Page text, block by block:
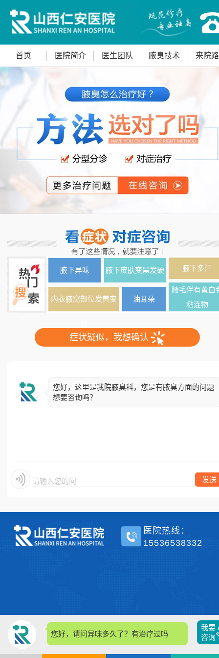
首页 医院简介 医生团队 腋臭技术 来院
腋下异味 腋下皮肤变黑发硬 腋下多汗
内衣腋窝部位发黄变 油耳朵
腋毛伴有黄白
粘连物
症状疑似，我想确认
您好，这里是我院腋臭科，您是有腋臭方面的问题
想要咨询吗？
请输入您的问题 发送
您好，请问异味多久了？有治疗过吗
我要
咨询
医院热线：
15536538332